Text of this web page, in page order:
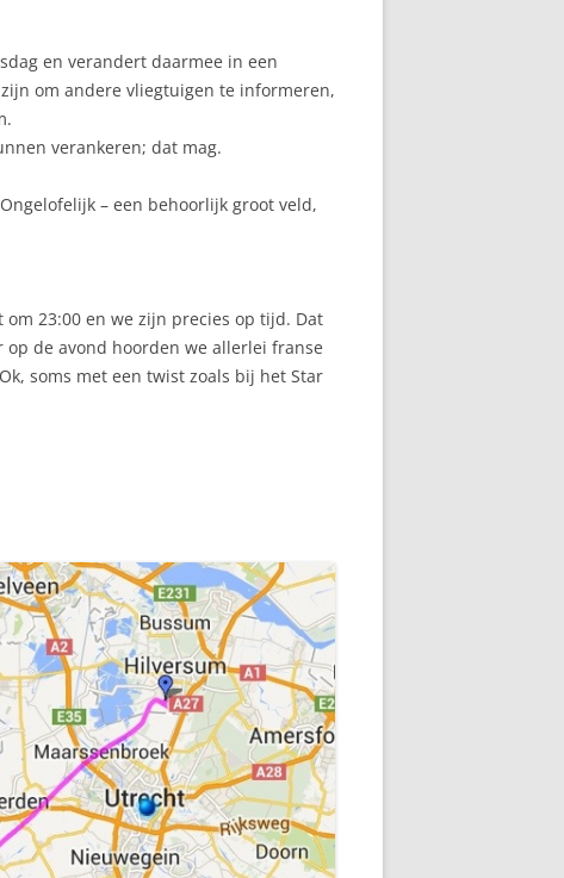
en verandert daarmee in een
om andere vliegtuigen te informeren,
verankeren; dat mag.
– een behoorlijk groot veld,
23:00 en we zijn precies op tijd. Dat
op de avond hoorden we allerlei franse
soms met een twist zoals bij het Star